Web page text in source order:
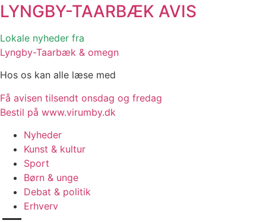
LYNGBY-TAARBÆK AVIS
Lokale nyheder fra
Lyngby-Taarbæk & omegn
Hos os kan alle læse med
Få avisen tilsendt onsdag og fredag
Bestil på www.virumby.dk
Nyheder
Kunst & kultur
Sport
Børn & unge
Debat & politik
Erhverv